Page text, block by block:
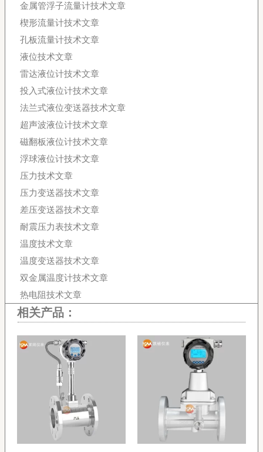
金属管浮子流量计技术文章
楔形流量计技术文章
孔板流量计技术文章
液位技术文章
雷达液位计技术文章
投入式液位计技术文章
法兰式液位变送器技术文章
超声波液位计技术文章
磁翻板液位计技术文章
浮球液位计技术文章
压力技术文章
压力变送器技术文章
差压变送器技术文章
耐震压力表技术文章
温度技术文章
温度变送器技术文章
双金属温度计技术文章
热电阻技术文章
相关产品：